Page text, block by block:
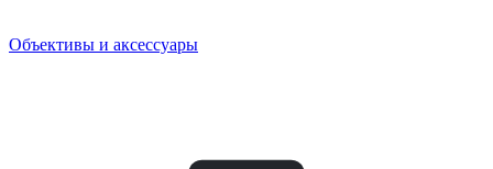
Объективы и аксессуары